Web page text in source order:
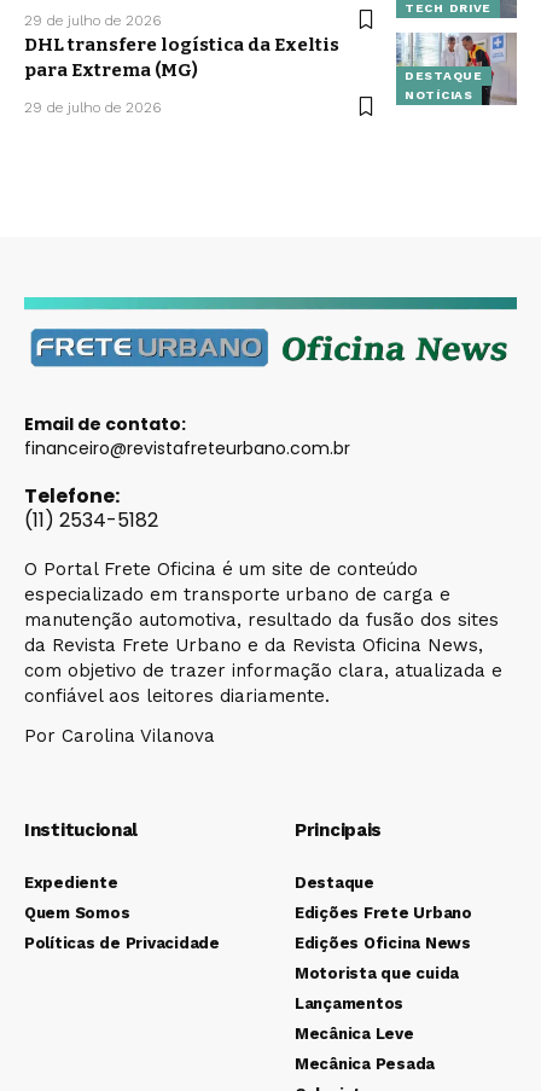
TECH DRIVE
29 de julho de 2026
DESTAQUE
NOTÍCIAS
DHL transfere logística da Exeltis
para Extrema (MG)
29 de julho de 2026
Email de contato:
financeiro@revistafreteurbano.com.br
Telefone:
(11) 2534-5182
O Portal Frete Oficina é um site de conteúdo
especializado em transporte urbano de carga e
manutenção automotiva, resultado da fusão dos sites
da Revista Frete Urbano e da Revista Oficina News,
com objetivo de trazer informação clara, atualizada e
confiável aos leitores diariamente.
Por Carolina Vilanova
Institucional
Expediente
Quem Somos
Políticas de Privacidade
Principais
Destaque
Edições Frete Urbano
Edições Oficina News
Motorista que cuida
Lançamentos
Mecânica Leve
Mecânica Pesada